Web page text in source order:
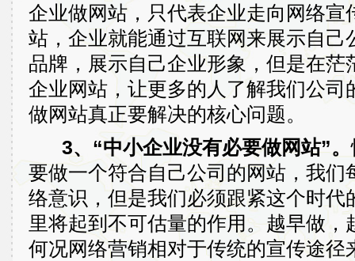
企业做网站，只代表企业走向网络宣
站，企业就能通过互联网来展示自己
品牌，展示自己企业形象，但是在
企业网站，让更多的人了解我们公司
做网站真正要解决的核心问题。
3、“中小企业没有必要做网站”。
要做一个符合自己公司的网站，我们
络意识，但是我们必须跟紧这个时代
里将起到不可估量的作用。越早做
何况网络营销相对于传统的宣传途径